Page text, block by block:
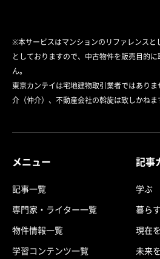
※本サービスはマンションのリファレンスと
としておりますので、中古物件を販売目的
ん。
東京カンテイは宅地建物取引業者ではあり
介（仲介）、不動産会社の斡旋は致しかねま
メニュー
記事一覧
専門家・ライター一覧
物件情報一覧
学習コンテンツ一覧
記事
学ぶ
暮らす
現在
未来